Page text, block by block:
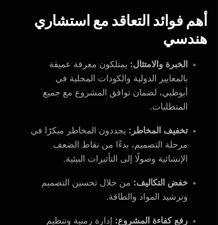
أهم فوائد التعاقد مع استشاري
هندسي
الخبرة والامتثال: يمتلكون معرفة عميقة
بالمعايير الدولية والكودات المحلية في
أبوظبي، لضمان توافق المشروع مع جميع
المتطلبات.
تخفيف المخاطر: يحددون المخاطر مبكرًا في
مرحلة التصميم، بدءًا من نقاط الضعف
الإنشائية وصولًا إلى التأثيرات البيئية.
خفض التكاليف: من خلال تحسين التصميم
وترشيد المواد والطاقة.
رفع كفاءة المشروع: إدارة زمنية وتنظيم